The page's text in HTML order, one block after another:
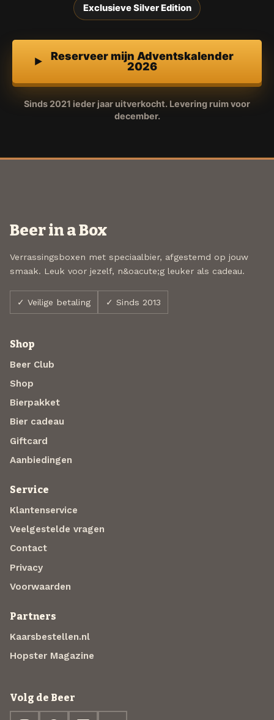
Exclusieve Silver Edition
Reserveer mijn Adventskalender
2026
Sinds 2021 ieder jaar uitverkocht. Levering ruim voor
december.
Beer in a Box
Verrassingsboxen met speciaalbier, afgestemd op jouw
smaak. Leuk voor jezelf, n&oacute;g leuker als cadeau.
✓ Veilige betaling ✓ Sinds 2013
Shop
Beer Club
Shop
Bierpakket
Bier cadeau
Giftcard
Aanbiedingen
Service
Klantenservice
Veelgestelde vragen
Contact
Privacy
Voorwaarden
Partners
Kaarsbestellen.nl
Hopster Magazine
Volg de Beer